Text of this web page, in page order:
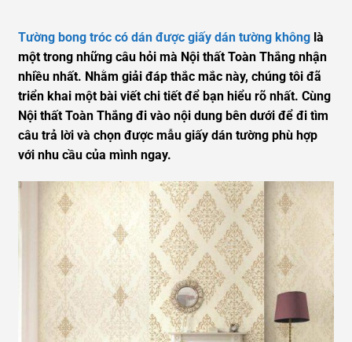
Tường bong tróc có dán được giấy dán tường không là
một trong những câu hỏi mà Nội thất Toàn Thắng nhận
nhiều nhất. Nhằm giải đáp thắc mắc này, chúng tôi đã
triển khai một bài viết chi tiết để bạn hiểu rõ nhất. Cùng
Nội thất Toàn Thắng đi vào nội dung bên dưới để đi tìm
câu trả lời và chọn được mẫu giấy dán tường phù hợp
với nhu cầu của mình ngay.